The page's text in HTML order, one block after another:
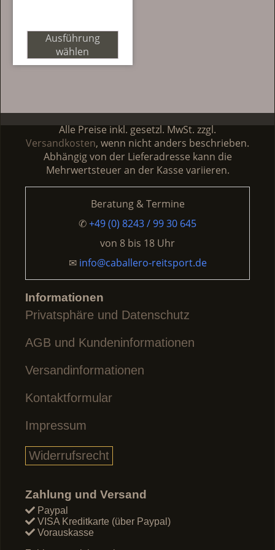
Ausführung
wählen
mehrere
Varianten
auf.
Optionen
Alle Preise inkl. gesetzl. MwSt. zzgl.
Versandkosten, wenn nicht anders beschrieben.
Abhängig von der Lieferadresse kann die
Mehrwertsteuer an der Kasse variieren.
Beratung & Termine
✆+49 (0) 8243 / 99 30 645
von 8 bis 18 Uhr
✉ info@caballero-reitsport.de
Informationen
Privatsphäre und Datenschutz
AGB und Kundeninformationen
Versandinformationen
Kontaktformular
Impressum
Widerrufsrecht
Zahlung und Versand
Paypal
VISA Kreditkarte (über Paypal)
Vorauskasse